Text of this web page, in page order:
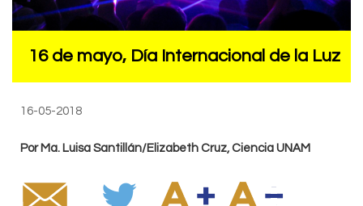
16 de mayo, Día Internacional de la Luz
16-05-2018
Por Ma. Luisa Santillán/Elizabeth Cruz, Ciencia UNAM